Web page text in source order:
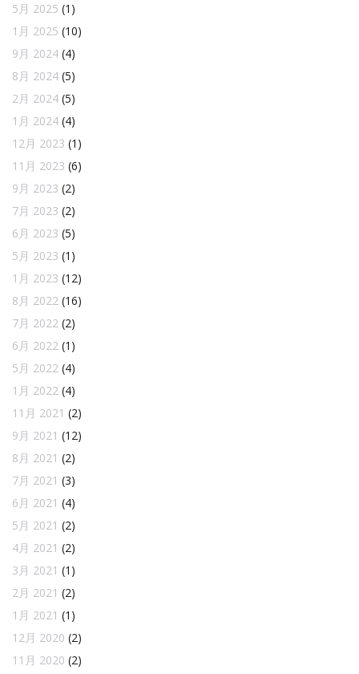
5月 2025 (1)
1月 2025 (10)
9月 2024 (4)
8月 2024 (5)
2月 2024 (5)
1月 2024 (4)
12月 2023 (1)
11月 2023 (6)
9月 2023 (2)
7月 2023 (2)
6月 2023 (5)
5月 2023 (1)
1月 2023 (12)
8月 2022 (16)
7月 2022 (2)
6月 2022 (1)
5月 2022 (4)
1月 2022 (4)
11月 2021 (2)
9月 2021 (12)
8月 2021 (2)
7月 2021 (3)
6月 2021 (4)
5月 2021 (2)
4月 2021 (2)
3月 2021 (1)
2月 2021 (2)
1月 2021 (1)
12月 2020 (2)
11月 2020 (2)